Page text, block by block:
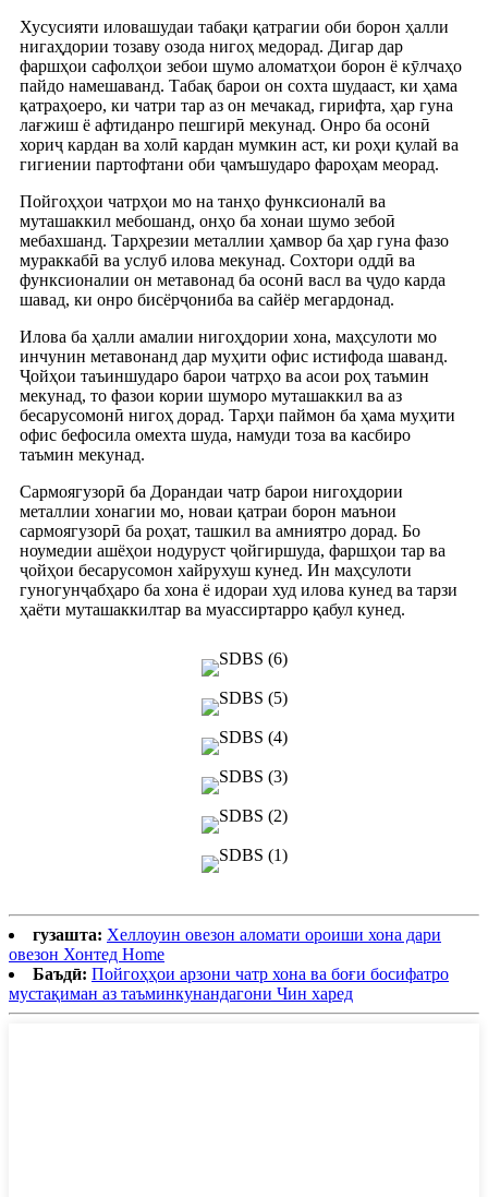
Хусусияти иловашудаи табақи қатрагии оби борон ҳалли
нигаҳдории тозаву озода нигоҳ медорад. Дигар дар
фаршҳои сафолҳои зебои шумо аломатҳои борон ё кӯлчаҳо
пайдо намешаванд. Табақ барои он сохта шудааст, ки ҳама
қатраҳоеро, ки чатри ​​тар аз он мечакад, гирифта, ҳар гуна
лағжиш ё афтиданро пешгирӣ мекунад. Онро ба осонӣ
хориҷ кардан ва холӣ кардан мумкин аст, ки роҳи қулай ва
гигиении партофтани оби ҷамъшударо фароҳам меорад.
Пойгоҳҳои чатрҳои мо на танҳо функсионалӣ ва
муташаккил мебошанд, онҳо ба хонаи шумо зебоӣ
мебахшанд. Тарҳрезии металлии ҳамвор ба ҳар гуна фазо
мураккабӣ ва услуб илова мекунад. Сохтори оддӣ ва
функсионалии он метавонад ба осонӣ васл ва ҷудо карда
шавад, ки онро бисёрҷониба ва сайёр мегардонад.
Илова ба ҳалли амалии нигоҳдории хона, маҳсулоти мо
инчунин метавонанд дар муҳити офис истифода шаванд.
Ҷойҳои таъиншударо барои чатрҳо ва асои роҳ таъмин
мекунад, то фазои кории шуморо муташаккил ва аз
бесарусомонӣ нигоҳ дорад. Тарҳи паймон ба ҳама муҳити
офис бефосила омехта шуда, намуди тоза ва касбиро
таъмин мекунад.
Сармоягузорӣ ба Дорандаи чатр барои нигоҳдории
металлии хонагии мо, новаи қатраи борон маънои
сармоягузорӣ ба роҳат, ташкил ва амниятро дорад. Бо
ноумедии ашёҳои нодуруст ҷойгиршуда, фаршҳои тар ва
ҷойҳои бесарусомон хайрухуш кунед. Ин маҳсулоти
гуногунҷабҳаро ба хона ё идораи худ илова кунед ва тарзи
ҳаёти муташаккилтар ва муассиртарро қабул кунед.
гузашта: Хеллоуин овезон аломати ороиши хона дари
овезон Хонтед Home
Баъдӣ: Пойгоҳҳои арзони чатр хона ва боғи босифатро
мустақиман аз таъминкунандагони Чин харед